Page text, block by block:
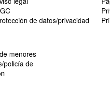
de datos/privacidad
menores
policía de